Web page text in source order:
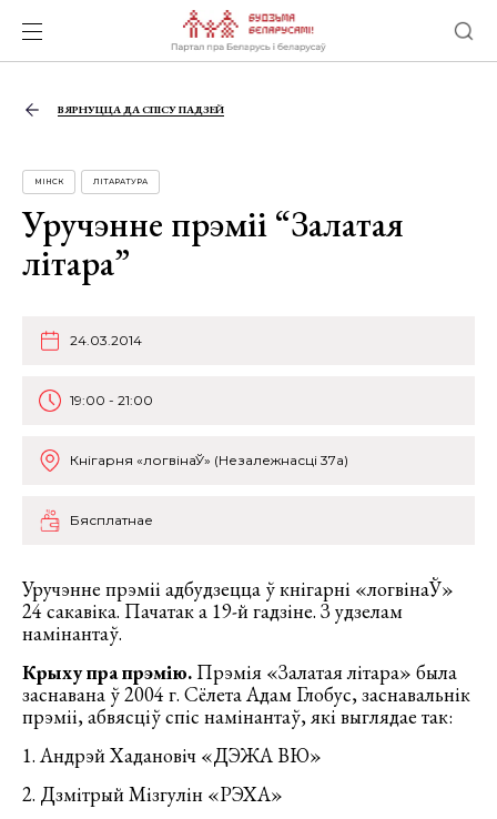
ВЯРНУЦЦА ДА СПІСУ ПАДЗЕЙ
МІНСК ЛІТАРАТУРА
Уручэнне прэміі “Залатая
літара”
24.03.2014
19:00 - 21:00
Кнігарня «логвінаЎ» (Незалежнасці 37а)
Бясплатнае
Уручэнне прэміі адбудзецца ў кнігарні «логвінаЎ»
24 сакавіка. Пачатак а 19-й гадзіне. З удзелам
намінантаў.
Крыху пра прэмію.Прэмія «Залатая літара» была
заснавана ў 2004 г. Сёлета Адам Глобус, заснавальнік
прэміі, абвясціў спіс намінантаў, які выглядае так:
1. Андрэй Хадановіч «ДЭЖА ВЮ»
2. Дзмітрый Мізгулін «РЭХА»